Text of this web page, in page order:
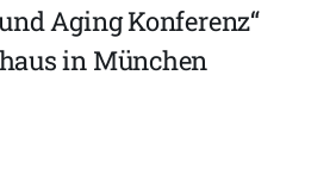
Aging Konferenz“
in München